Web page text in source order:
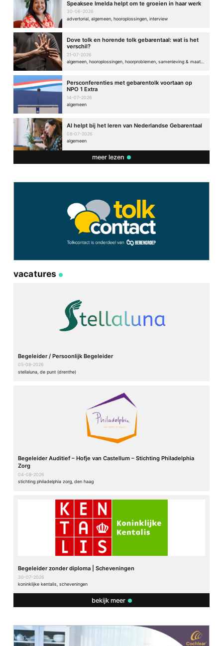
Speaksee Imelda helpt om te groeien in haar werk
30-06-2026
advertorial, algemeen, hooroplossingen, interview
Dove tolk en horende tolk gebarentaal: wat is het
verschil?
21-07-2026
Persconferenties met gebarentolk voortaan op
NPO 1 Extra
14-07-2026
algemeen
AI helpt bij het leren van Nederlandse Gebarentaal
08-07-2026
algemeen
meer lezen
vacatures
Begeleider / Persoonlijk Begeleider
05-08-2026
stellaluna, de punt (drenthe)
Begeleider Auditief – Hofje van Castellum – Stichting Philadelphia
Zorg
04-08-2026
stichting philadelphia zorg, den haag
Begeleider zonder diploma | Scheveningen
30-07-2026
koninklijke kentalis, scheveningen
bekijk meer